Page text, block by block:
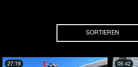
SORTIEREN
27:19 05:42